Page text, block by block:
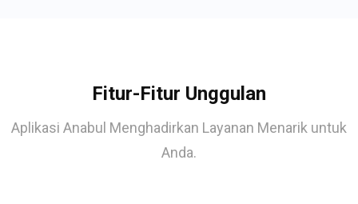
Fitur-Fitur Unggulan
Aplikasi Anabul Menghadirkan Layanan Menarik untuk
Anda.